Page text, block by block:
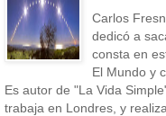
Carlos
dedicó a
consta en
El Mundo y
Es autor de "La Vida
trabaja en Londres, y